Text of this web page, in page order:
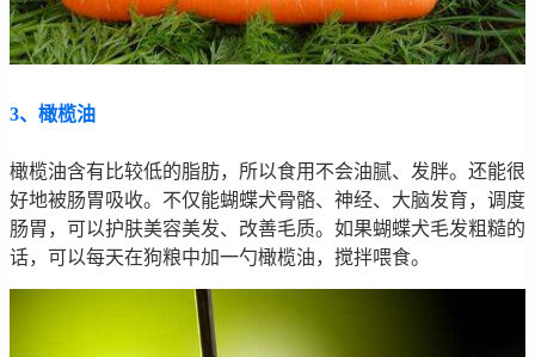
3、橄榄油
橄榄油含有比较低的脂肪，所以食用不会油腻、发胖。还能很
好地被肠胃吸收。不仅能蝴蝶犬骨骼、神经、大脑发育，调度
肠胃，可以护肤美容美发、改善毛质。如果蝴蝶犬毛发粗糙的
话，可以每天在狗粮中加一勺橄榄油，搅拌喂食。